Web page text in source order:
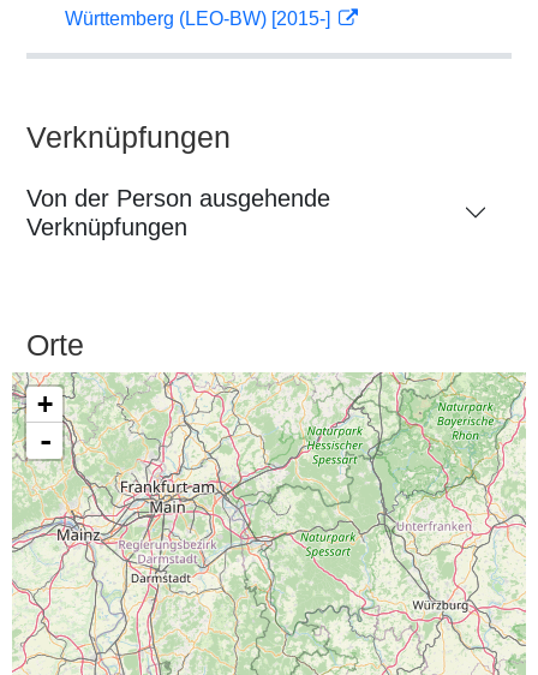
Württemberg (LEO-BW) [2015-]
Verknüpfungen
Von der Person ausgehende
Verknüpfungen
Orte
+
-